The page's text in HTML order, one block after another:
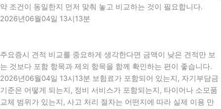
약 조건이 동일한지 먼저 맞춰 놓고 비교하는 것이 필요합니다.
2026년06월04일 13시13분
주요증시 견적 비교를 중요하게 생각한다면 금액이 낮은 견적만 보
는 것보다 포함 항목과 제외 항목을 함께 확인하는 편이 좋습니다.
2026년06월04일 13시13분 보험료가 포함되어 있는지, 자기부담금
기준은 어떻게 되는지, 정비 서비스가 포함되는지, 타이어나 소모품
교체 범위가 있는지, 사고 처리 절차는 어떤지에 따라 실제 이용 만